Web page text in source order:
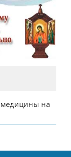
медицины на